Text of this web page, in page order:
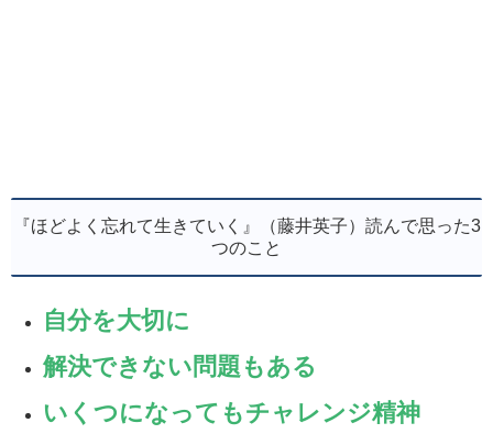
『ほどよく忘れて生きていく』（藤井英子）読んで思った3
つのこと
自分を大切に
解決できない問題もある
いくつになってもチャレンジ精神